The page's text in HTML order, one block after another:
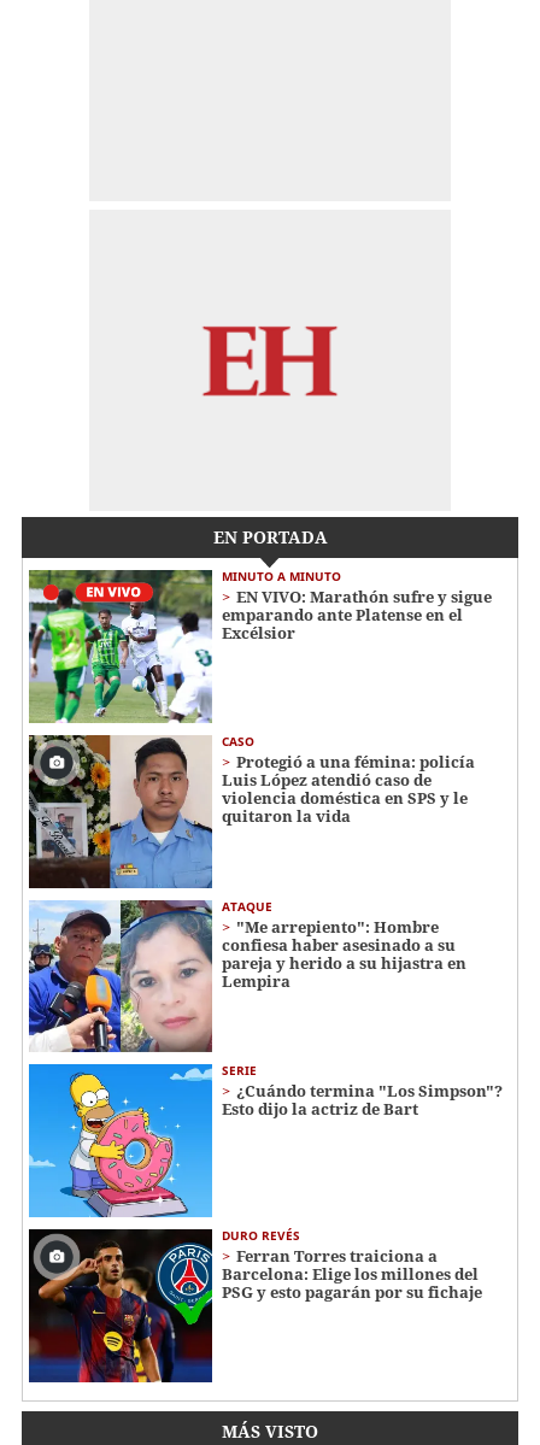
EN PORTADA
MINUTO A MINUTO
EN VIVO: Marathón sufre y sigue
emparando ante Platense en el
Excélsior
CASO
Protegió a una fémina: policía
Luis López atendió caso de
violencia doméstica en SPS y le
quitaron la vida
ATAQUE
"Me arrepiento": Hombre
confiesa haber asesinado a su
pareja y herido a su hijastra en
Lempira
SERIE
¿Cuándo termina "Los Simpson"?
Esto dijo la actriz de Bart
DURO REVÉS
Ferran Torres traiciona a
Barcelona: Elige los millones del
PSG y esto pagarán por su fichaje
MÁS VISTO